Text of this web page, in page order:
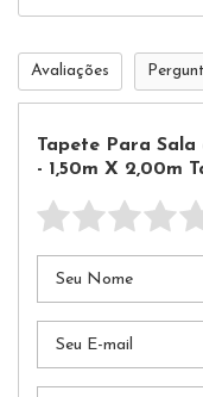
Avaliações
Tapete Para Sala
- 1,50m X 2,00m